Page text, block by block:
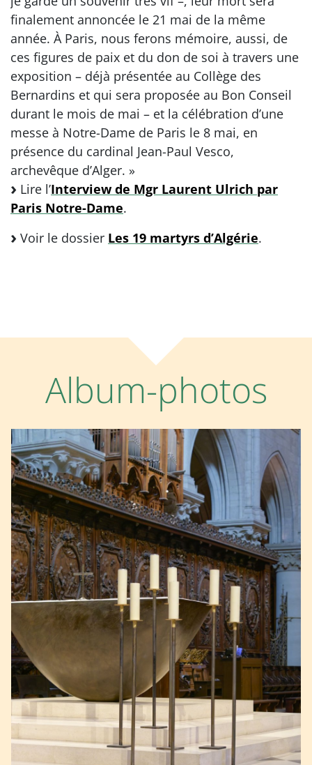
finalement annoncée le 21 mai de la même
année. À Paris, nous ferons mémoire, aussi, de
ces figures de paix et du don de soi à travers une
exposition – déjà présentée au Collège des
Bernardins et qui sera proposée au Bon Conseil
durant le mois de mai – et la célébration d’une
messe à Notre-Dame de Paris le 8 mai, en
présence du cardinal Jean-Paul Vesco,
archevêque d’Alger. »
Lire l’Interview de Mgr Laurent Ulrich par
Paris Notre-Dame.
Voir le dossier Les 19 martyrs d’Algérie.
Album-photos